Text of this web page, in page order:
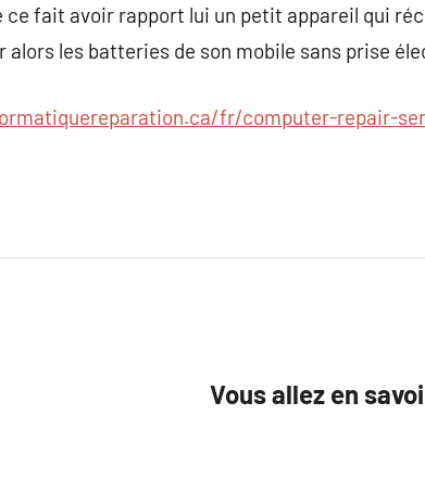
ce fait avoir rapport lui un petit appareil qui
alors les batteries de son mobile sans prise
fr/computer-repair-
Vous allez en